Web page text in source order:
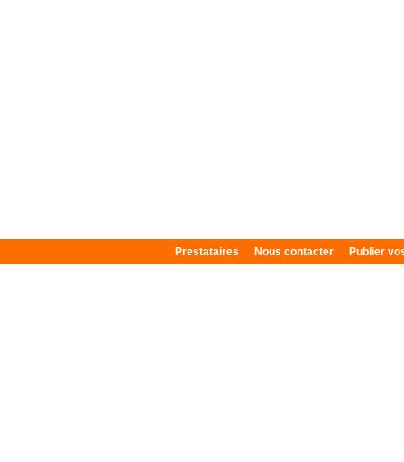
Prestataires Nous contacter Publier